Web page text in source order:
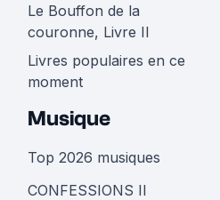
Le Bouffon de la
couronne, Livre II
Livres populaires en ce
moment
Musique
Top 2026 musiques
CONFESSIONS II